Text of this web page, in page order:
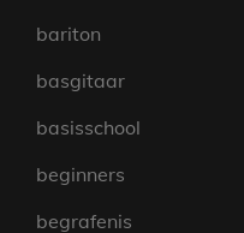
bariton
basgitaar
basisschool
beginners
begrafenis